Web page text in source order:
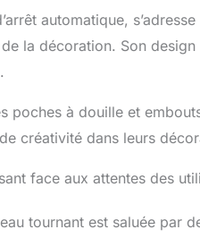
automatique,
la décoration. Son
poches à douille et
créativité dans leurs
face aux attentes des
tournant est saluée par